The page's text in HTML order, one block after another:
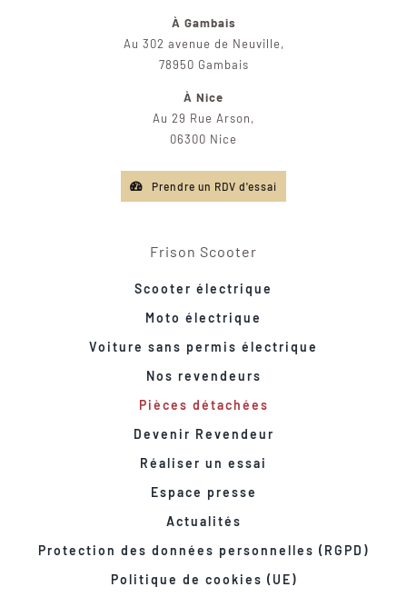
À Gambais
Au 302 avenue de Neuville,
78950 Gambais
À Nice
Au 29 Rue Arson,
06300 Nice
Prendre un RDV d'essai
Frison Scooter
Scooter électrique
Moto électrique
Voiture sans permis électrique
Nos revendeurs
Pièces détachées
Devenir Revendeur
Réaliser un essai
Espace presse
Actualités
Protection des données personnelles (RGPD)
Politique de cookies (UE)